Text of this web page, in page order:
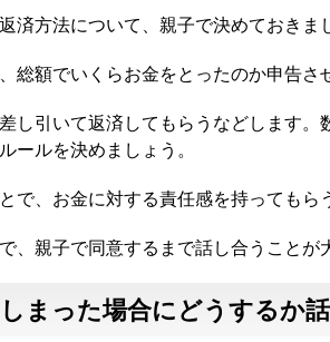
済方法について、親子で決めておきま
総額でいくらお金をとったのか申告さ
し引いて返済してもらうなどします
ールを決めましょう。
で、お金に対する責任感を持ってもら
、親子で同意するまで話し合うことが
まった場合にどうするか